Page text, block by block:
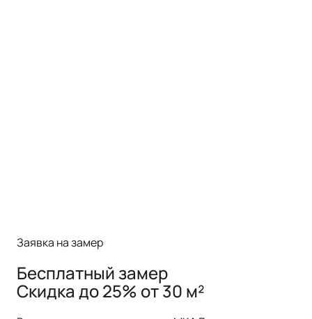
Заявка на замер
Бесплатный замер
Скидка до 25% от 30 м²